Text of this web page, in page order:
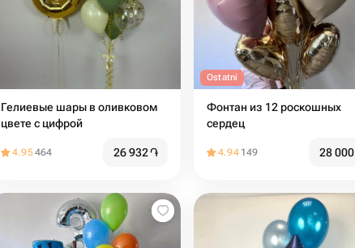
Гелиевые шары в оливковом
цвете с цифрой
4.95464 26 932֏
Ostatni
Фонтан из 12 роскошных
сердец
4.94 149 28 000